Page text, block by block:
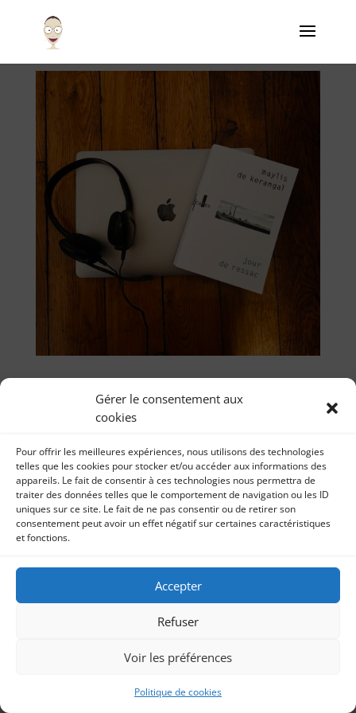
Gérer le consentement aux
cookies
Pour offrir les meilleures expériences, nous utilisons des technologies
telles que les cookies pour stocker et/ou accéder aux informations des
appareils. Le fait de consentir à ces technologies nous permettra de
traiter des données telles que le comportement de navigation ou les ID
uniques sur ce site. Le fait de ne pas consentir ou de retirer son
consentement peut avoir un effet négatif sur certaines caractéristiques
et fonctions.
Accepter
Refuser
Voir les préférences
Politique de cookies
l’association Valentin Haüy
Sonia Imbert|
Livre audio Jour de ressac de Maylis de Kerangal
40ème enregistrement de livre audio pour...